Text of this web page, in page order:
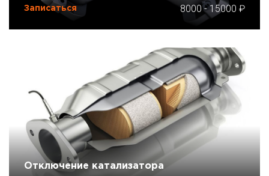
Записаться 8000-15000
Отключение катализатора